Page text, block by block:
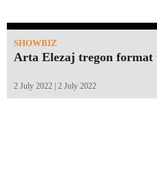
SHOWBIZ
Arta Elezaj tregon
2 July 2022 | 2 July 2022